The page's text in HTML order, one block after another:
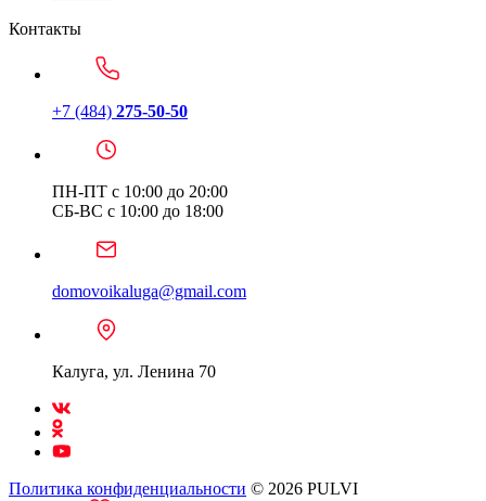
Контакты
+7 (484) 275-50-50
ПН-ПТ с 10:00 до 20:00
СБ-ВС с 10:00 до 18:00
domovoikaluga@gmail.com
Калуга, ул. Ленина 70
Политика конфиденциальности © 2026 PULVI